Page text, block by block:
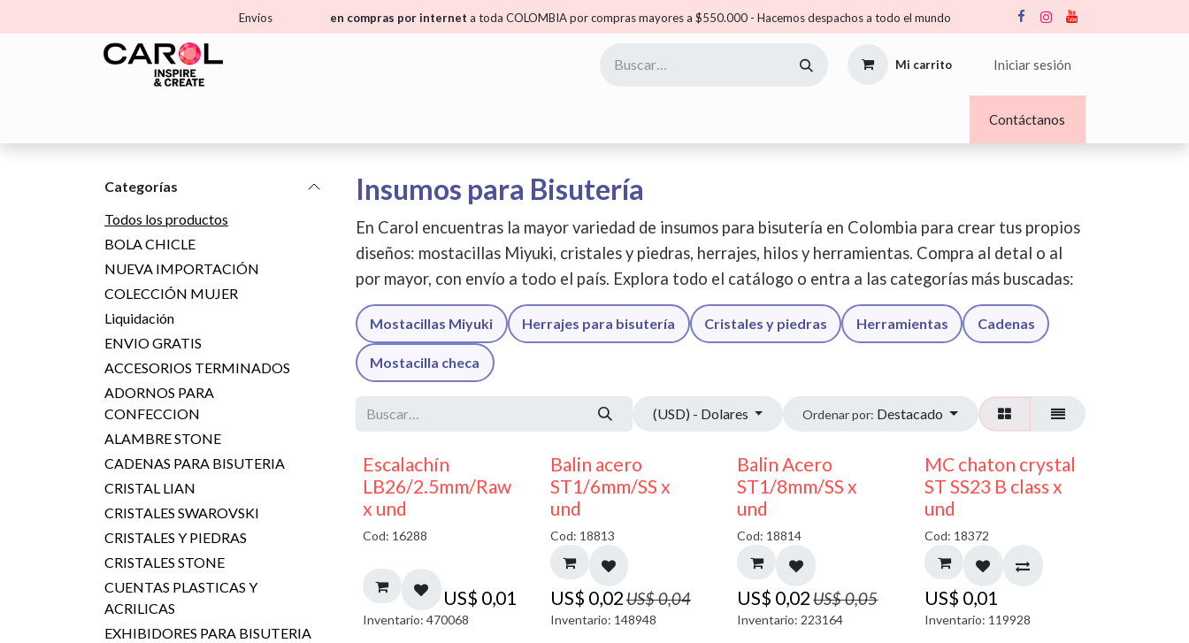
Envíos en compras por internet a toda COLOMBIA por compras mayores a $550.000 - Hacemos despachos a todo el mundo
Mi carrito Iniciar sesión
Contáctanos
Categorías
Todos los productos
BOLA CHICLE
NUEVA IMPORTACIÓN
COLECCIÓN MUJER
Liquidación
ENVIO GRATIS
ACCESORIOS TERMINADOS
ADORNOS PARA
CONFECCION
ALAMBRE STONE
CADENAS PARA BISUTERIA
CRISTAL LIAN
CRISTALES SWAROVSKI
CRISTALES Y PIEDRAS
CRISTALES STONE
CUENTAS PLASTICAS Y
ACRILICAS
EXHIBIDORES PARA BISUTERIA
Insumos para Bisutería
En Carol encuentras la mayor variedad de insumos para bisutería en Colombia para crear tus propios
diseños: mostacillas Miyuki, cristales y piedras, herrajes, hilos y herramientas. Compra al detal o al
por mayor, con envío a todo el país. Explora todo el catálogo o entra a las categorías más buscadas:
Mostacillas Miyuki Herrajes para bisutería Cristales y piedras Herramientas Cadenas
Mostacilla checa
(USD) - Dolares Ordenar por: Destacado
Escalachín
LB26/2.5mm/Raw
x und
Cod: 16288
US$ 0,01
Inventario: 470068
50% DESCUENTO
Balin acero
ST1/6mm/SS x
und
Cod: 18813
US$ 0,02US$0,04
Inventario: 148948
50% DESCUENTO
Balin Acero
ST1/8mm/SS x
und
Cod: 18814
US$ 0,02 US$0,05
Inventario: 223164
MC chaton crystal
ST SS23 B class x
und
Cod: 18372
US$ 0,01
Inventario: 119928